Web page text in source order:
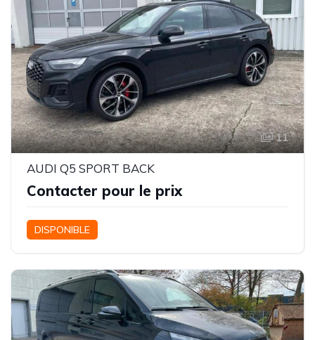
11
AUDI Q5 SPORT BACK
Contacter pour le prix
DISPONIBLE